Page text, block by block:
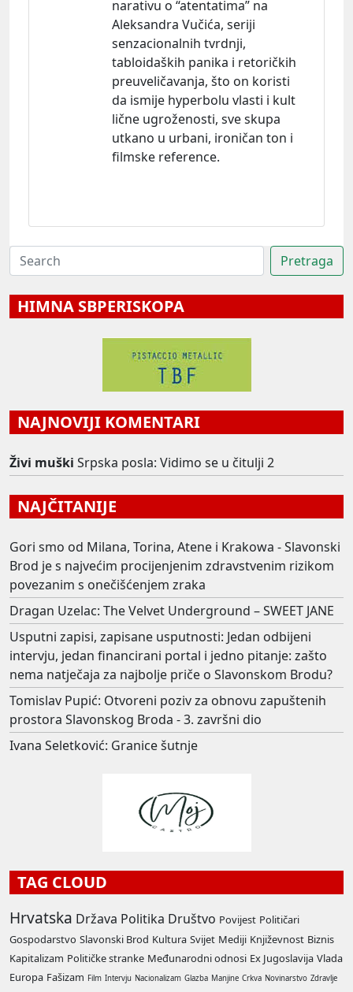
narativu o “atentatima” na
Aleksandra Vučića, seriji
senzacionalnih tvrdnji,
tabloidaških panika i retoričkih
preuveličavanja, što on koristi
da ismije hyperbolu vlasti i kult
lične ugroženosti, sve skupa
utkano u urbani, ironičan ton i
filmske reference.
HIMNA SBPERISKOPA
NAJNOVIJI KOMENTARI
Živi muški Srpska posla: Vidimo se u čitulji 2
NAJČITANIJE
Gori smo od Milana, Torina, Atene i Krakowa - Slavonski
Brod je s najvećim procijenjenim zdravstvenim rizikom
povezanim s onečišćenjem zraka
Dragan Uzelac: The Velvet Underground – SWEET JANE
Usputni zapisi, zapisane usputnosti: Jedan odbijeni
intervju, jedan financirani portal i jedno pitanje: zašto
nema natječaja za najbolje priče o Slavonskom Brodu?
Tomislav Pupić: Otvoreni poziv za obnovu zapuštenih
prostora Slavonskog Broda - 3. završni dio
Ivana Seletković: Granice šutnje
TAG CLOUD
Hrvatska Država Politika Društvo Povijest Političari
Gospodarstvo Slavonski Brod Kultura Svijet Mediji Književnost Biznis
Kapitalizam Političke stranke Međunarodni odnosi Ex Jugoslavija Vlada
Europa Fašizam Film Intervju Nacionalizam Glazba Manjine Crkva Novinarstvo Zdravlje